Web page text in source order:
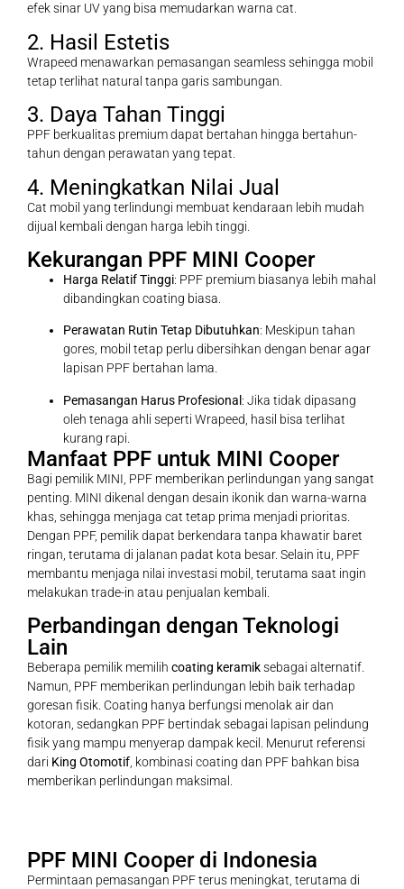
efek sinar UV yang bisa memudarkan warna cat.
2. Hasil Estetis
Wrapeed menawarkan pemasangan seamless sehingga mobil
tetap terlihat natural tanpa garis sambungan.
3. Daya Tahan Tinggi
PPF berkualitas premium dapat bertahan hingga bertahun-
tahun dengan perawatan yang tepat.
4. Meningkatkan Nilai Jual
Cat mobil yang terlindungi membuat kendaraan lebih mudah
dijual kembali dengan harga lebih tinggi.
Kekurangan PPF MINI Cooper
Harga Relatif Tinggi: PPF premium biasanya lebih mahal
dibandingkan coating biasa.
Perawatan Rutin Tetap Dibutuhkan: Meskipun tahan
gores, mobil tetap perlu dibersihkan dengan benar agar
lapisan PPF bertahan lama.
Pemasangan Harus Profesional : Jika tidak dipasang
oleh tenaga ahli seperti Wrapeed, hasil bisa terlihat
kurang rapi.
Manfaat PPF untuk MINI Cooper
Bagi pemilik MINI, PPF memberikan perlindungan yang sangat
penting. MINI dikenal dengan desain ikonik dan warna-warna
khas, sehingga menjaga cat tetap prima menjadi prioritas.
Dengan PPF, pemilik dapat berkendara tanpa khawatir baret
ringan, terutama di jalanan padat kota besar. Selain itu, PPF
membantu menjaga nilai investasi mobil, terutama saat ingin
melakukan trade-in atau penjualan kembali.
Perbandingan dengan Teknologi
Lain
Beberapa pemilik memilih coating keramiksebagai alternatif.
Namun, PPF memberikan perlindungan lebih baik terhadap
goresan fisik. Coating hanya berfungsi menolak air dan
kotoran, sedangkan PPF bertindak sebagai lapisan pelindung
fisik yang mampu menyerap dampak kecil. Menurut referensi
dari King Otomotif , kombinasi coating dan PPF bahkan bisa
memberikan perlindungan maksimal.
PPF MINI Cooper di Indonesia
Permintaan pemasangan PPF terus meningkat, terutama di